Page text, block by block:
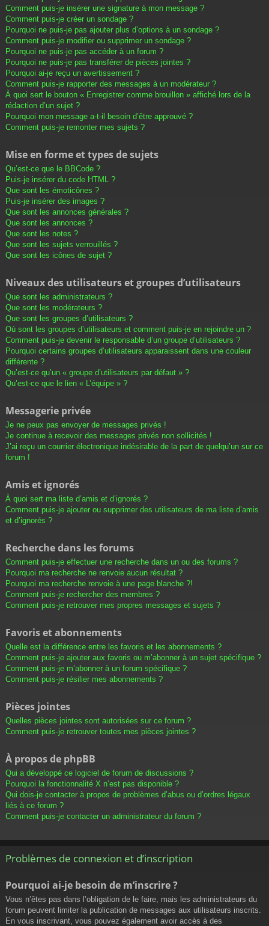
Comment puis-je insérer une signature à mon message ?
Comment puis-je créer un sondage ?
Pourquoi ne puis-je pas ajouter plus d’options à un sondage ?
Comment puis-je modifier ou supprimer un sondage ?
Pourquoi ne puis-je pas accéder à un forum ?
Pourquoi ne puis-je pas transférer de pièces jointes ?
Pourquoi ai-je reçu un avertissement ?
Comment puis-je rapporter des messages à un modérateur ?
À quoi sert le bouton « Enregistrer comme brouillon » affiché lors de la
rédaction d’un sujet ?
Pourquoi mon message a-t-il besoin d’être approuvé ?
Comment puis-je remonter mes sujets ?
Mise en forme et types de sujets
Qu’est-ce que le BBCode ?
Puis-je insérer du code HTML ?
Que sont les émoticônes ?
Puis-je insérer des images ?
Que sont les annonces générales ?
Que sont les annonces ?
Que sont les notes ?
Que sont les sujets verrouillés ?
Que sont les icônes de sujet ?
Niveaux des utilisateurs et groupes d’utilisateurs
Que sont les administrateurs ?
Que sont les modérateurs ?
Que sont les groupes d’utilisateurs ?
Où sont les groupes d’utilisateurs et comment puis-je en rejoindre un ?
Comment puis-je devenir le responsable d’un groupe d’utilisateurs ?
Pourquoi certains groupes d’utilisateurs apparaissent dans une couleur
différente ?
Qu’est-ce qu’un « groupe d’utilisateurs par défaut » ?
Qu’est-ce que le lien « L’équipe » ?
Messagerie privée
Je ne peux pas envoyer de messages privés !
Je continue à recevoir des messages privés non sollicités !
J’ai reçu un courrier électronique indésirable de la part de quelqu’un sur ce
forum !
Amis et ignorés
À quoi sert ma liste d’amis et d’ignorés ?
Comment puis-je ajouter ou supprimer des utilisateurs de ma liste d’amis
et d’ignorés ?
Recherche dans les forums
Comment puis-je effectuer une recherche dans un ou des forums ?
Pourquoi ma recherche ne renvoie aucun résultat ?
Pourquoi ma recherche renvoie à une page blanche ?!
Comment puis-je rechercher des membres ?
Comment puis-je retrouver mes propres messages et sujets ?
Favoris et abonnements
Quelle est la différence entre les favoris et les abonnements ?
Comment puis-je ajouter aux favoris ou m’abonner à un sujet spécifique ?
Comment puis-je m’abonner à un forum spécifique ?
Comment puis-je résilier mes abonnements ?
Pièces jointes
Quelles pièces jointes sont autorisées sur ce forum ?
Comment puis-je retrouver toutes mes pièces jointes ?
À propos de phpBB
Qui a développé ce logiciel de forum de discussions ?
Pourquoi la fonctionnalité X n’est pas disponible ?
Qui dois-je contacter à propos de problèmes d’abus ou d’ordres légaux
liés à ce forum ?
Comment puis-je contacter un administrateur du forum ?
Problèmes de connexion et d’inscription
Pourquoi ai-je besoin de m’inscrire ?
Vous n’êtes pas dans l’obligation de le faire, mais les administrateurs du
forum peuvent limiter la publication de messages aux utilisateurs inscrits.
En vous inscrivant, vous pouvez également avoir accès à des